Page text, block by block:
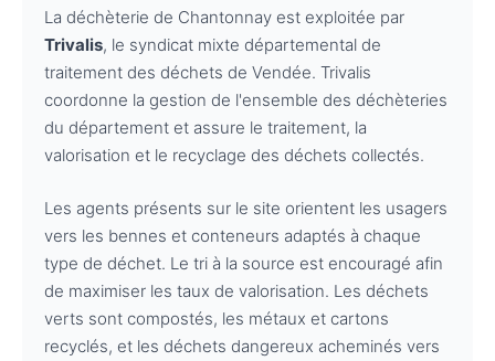
La déchèterie de Chantonnay est exploitée par
Trivalis, le syndicat mixte départemental de
traitement des déchets de Vendée. Trivalis
coordonne la gestion de l'ensemble des déchèteries
du département et assure le traitement, la
valorisation et le recyclage des déchets collectés.
Les agents présents sur le site orientent les usagers
vers les bennes et conteneurs adaptés à chaque
type de déchet. Le tri à la source est encouragé afin
de maximiser les taux de valorisation. Les déchets
verts sont compostés, les métaux et cartons
recyclés, et les déchets dangereux acheminés vers